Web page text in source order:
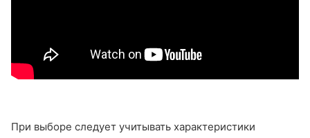
При выборе следует учитывать характеристики